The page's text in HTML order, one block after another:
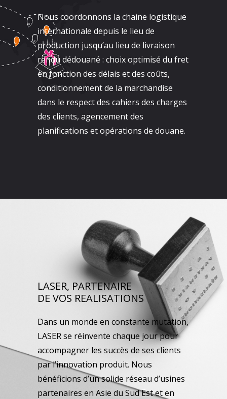
Nous coordonnons la chaine logistique
internationale depuis le lieu de
production jusqu’au lieu de livraison
rendu dédouané : choix optimisé du fret
en fonction des délais et des coûts,
conditionnement de la marchandise
dans le respect des cahiers des charges
des clients, agencement des
planifications et opérations de douane.
LASER, PARTENAIRE
DE VOS REALISATIONS
Dans un monde en constante mutation,
LASER se réinvente chaque jour pour
accompagner les succès de ses clients
par l’innovation produit. Nous
bénéficions d’un solide réseau d’usines
partenaires en Asie du Sud Est et en